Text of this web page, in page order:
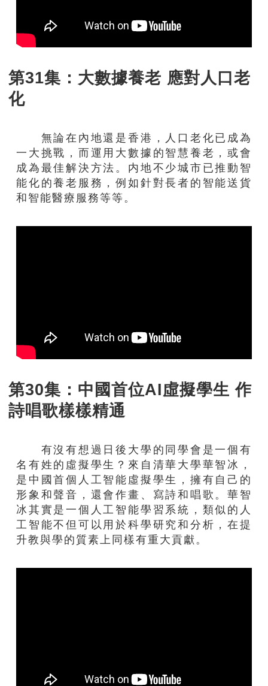
第31集：大數據養老 應對人口老
化
無論在內地還是香港，人口老化已成為
一大挑戰，而運用大數據的智慧養老，或會
成為最佳解決方法。内地不少城市已推動智
能化的養老服務，例如針對長者的智能送貨
和智能醫療服務等等。
第30集：中國首位AI虛擬學生 作
詩唱歌樣樣精通
有沒有想過日後大學的同學會是一個有
名有姓的虛擬學生？來自清華大學華智冰，
是中國首個人工智能虛擬學生，擁有自己的
形象和聲音，還會作畫、寫詩和唱歌。華智
冰其實是一個人工智能學習系統，類似的人
工智能不但可以用於科學研究和分析，在提
升教與學的質素上同樣有重大貢獻。